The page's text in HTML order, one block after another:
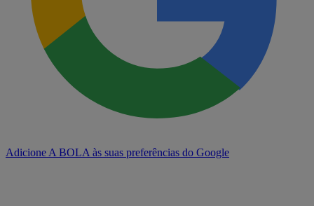
Adicione A BOLA às suas preferências do Google